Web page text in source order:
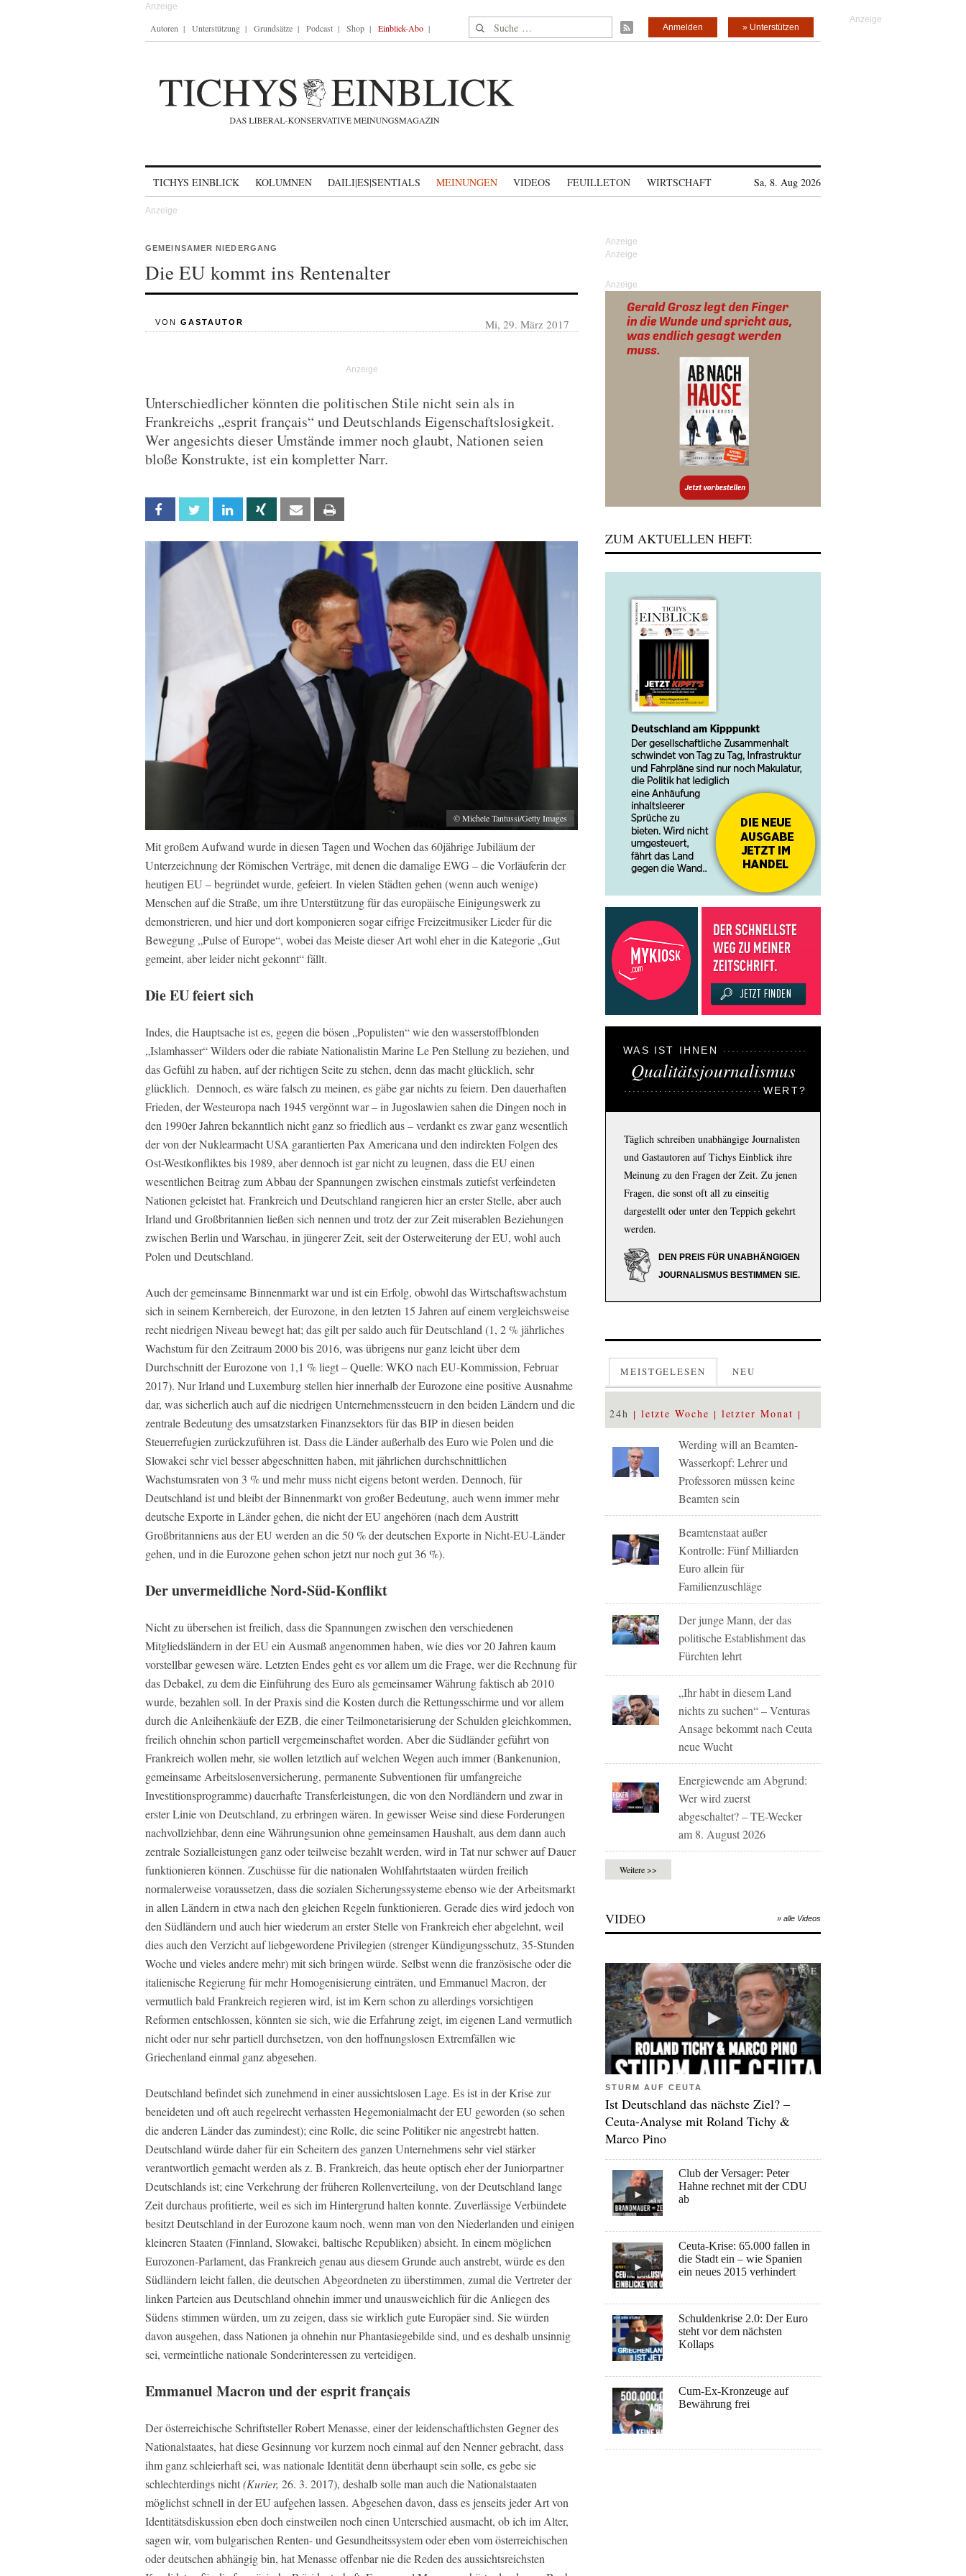
Autoren Unterstützung Grundsätze Podcast Shop Einblick-Abo Suche nach: » Unterstützen
Anmelden
TICHYS EINBLICK KOLUMNEN DAILI|ES|SENTIALS MEINUNGEN VIDEOS FEUILLETON WIRTSCHAFT Sa, 8. Aug 2026
GEMEINSAMER NIEDERGANG
Die EU kommt ins Rentenalter
VON GASTAUTOR Mi, 29. März 2017
Unterschiedlicher könnten die politischen Stile nicht sein als in
Frankreichs „esprit français“ und Deutschlands Eigenschaftslosigkeit.
Wer angesichts dieser Umstände immer noch glaubt, Nationen seien
bloße Konstrukte, ist ein kompletter Narr.
Facebook Twitter Linkedin Xing Email
© Michele Tantussi/Getty Images
Mit großem Aufwand wurde in diesen Tagen und Wochen das 60jährige Jubiläum der
Unterzeichnung der Römischen Verträge, mit denen die damalige EWG – die Vorläuferin der
heutigen EU – begründet wurde, gefeiert. In vielen Städten gehen (wenn auch wenige)
Menschen auf die Straße, um ihre Unterstützung für das europäische Einigungswerk zu
demonstrieren, und hier und dort komponieren sogar eifrige Freizeitmusiker Lieder für die
Bewegung „Pulse of Europe“, wobei das Meiste dieser Art wohl eher in die Kategorie „Gut
gemeint, aber leider nicht gekonnt“ fällt.
Die EU feiert sich
Indes, die Hauptsache ist es, gegen die bösen „Populisten“ wie den wasserstoffblonden
„Islamhasser“ Wilders oder die rabiate Nationalistin Marine Le Pen Stellung zu beziehen, und
das Gefühl zu haben, auf der richtigen Seite zu stehen, denn das macht glücklich, sehr
glücklich. Dennoch, es wäre falsch zu meinen, es gäbe gar nichts zu feiern. Den dauerhaften
Frieden, der Westeuropa nach 1945 vergönnt war – in Jugoslawien sahen die Dingen noch in
den 1990er Jahren bekanntlich nicht ganz so friedlich aus – verdankt es zwar ganz wesentlich
der von der Nuklearmacht USA garantierten Pax Americana und den indirekten Folgen des
Ost-Westkonfliktes bis 1989, aber dennoch ist gar nicht zu leugnen, dass die EU einen
wesentlichen Beitrag zum Abbau der Spannungen zwischen einstmals zutiefst verfeindeten
Nationen geleistet hat. Frankreich und Deutschland rangieren hier an erster Stelle, aber auch
Irland und Großbritannien ließen sich nennen und trotz der zur Zeit miserablen Beziehungen
zwischen Berlin und Warschau, in jüngerer Zeit, seit der Osterweiterung der EU, wohl auch
Polen und Deutschland.
Auch der gemeinsame Binnenmarkt war und ist ein Erfolg, obwohl das Wirtschaftswachstum
sich in seinem Kernbereich, der Eurozone, in den letzten 15 Jahren auf einem vergleichsweise
recht niedrigen Niveau bewegt hat; das gilt per saldo auch für Deutschland (1, 2 % jährliches
Wachstum für den Zeitraum 2000 bis 2016, was übrigens nur ganz leicht über dem
Durchschnitt der Eurozone von 1,1 % liegt – Quelle: WKO nach EU-Kommission, Februar
2017). Nur Irland und Luxemburg stellen hier innerhalb der Eurozone eine positive Ausnahme
dar, was sicherlich auch auf die niedrigen Unternehmenssteuern in den beiden Ländern und die
zentrale Bedeutung des umsatzstarken Finanzsektors für das BIP in diesen beiden
Steuerrefugien zurückzuführen ist. Dass die Länder außerhalb des Euro wie Polen und die
Slowakei sehr viel besser abgeschnitten haben, mit jährlichen durchschnittlichen
Wachstumsraten von 3 % und mehr muss nicht eigens betont werden. Dennoch, für
Deutschland ist und bleibt der Binnenmarkt von großer Bedeutung, auch wenn immer mehr
deutsche Exporte in Länder gehen, die nicht der EU angehören (nach dem Austritt
Großbritanniens aus der EU werden an die 50 % der deutschen Exporte in Nicht-EU-Länder
gehen, und in die Eurozone gehen schon jetzt nur noch gut 36 %).
Der unvermeidliche Nord-Süd-Konflikt
Nicht zu übersehen ist freilich, dass die Spannungen zwischen den verschiedenen
Mitgliedsländern in der EU ein Ausmaß angenommen haben, wie dies vor 20 Jahren kaum
vorstellbar gewesen wäre. Letzten Endes geht es vor allem um die Frage, wer die Rechnung für
das Debakel, zu dem die Einführung des Euro als gemeinsamer Währung faktisch ab 2010
wurde, bezahlen soll. In der Praxis sind die Kosten durch die Rettungsschirme und vor allem
durch die Anleihenkäufe der EZB, die einer Teilmonetarisierung der Schulden gleichkommen,
freilich ohnehin schon partiell vergemeinschaftet worden. Aber die Südländer geführt von
Frankreich wollen mehr, sie wollen letztlich auf welchen Wegen auch immer (Bankenunion,
gemeinsame Arbeitslosenversicherung, permanente Subventionen für umfangreiche
Investitionsprogramme) dauerhafte Transferleistungen, die von den Nordländern und zwar in
erster Linie von Deutschland, zu erbringen wären. In gewisser Weise sind diese Forderungen
nachvollziehbar, denn eine Währungsunion ohne gemeinsamen Haushalt, aus dem dann auch
zentrale Sozialleistungen ganz oder teilweise bezahlt werden, wird in Tat nur schwer auf Dauer
funktionieren können. Zuschüsse für die nationalen Wohlfahrtstaaten würden freilich
normalerweise voraussetzen, dass die sozialen Sicherungssysteme ebenso wie der Arbeitsmarkt
in allen Ländern in etwa nach den gleichen Regeln funktionieren. Gerade dies wird jedoch von
den Südländern und auch hier wiederum an erster Stelle von Frankreich eher abgelehnt, weil
dies auch den Verzicht auf liebgewordene Privilegien (strenger Kündigungsschutz, 35-Stunden
Woche und vieles andere mehr) mit sich bringen würde. Selbst wenn die französische oder die
italienische Regierung für mehr Homogenisierung einträten, und Emmanuel Macron, der
vermutlich bald Frankreich regieren wird, ist im Kern schon zu allerdings vorsichtigen
Reformen entschlossen, könnten sie sich, wie die Erfahrung zeigt, im eigenen Land vermutlich
nicht oder nur sehr partiell durchsetzen, von den hoffnungslosen Extremfällen wie
Griechenland einmal ganz abgesehen.
Deutschland befindet sich zunehmend in einer aussichtslosen Lage. Es ist in der Krise zur
beneideten und oft auch regelrecht verhassten Hegemonialmacht der EU geworden (so sehen
die anderen Länder das zumindest); eine Rolle, die seine Politiker nie angestrebt hatten.
Deutschland würde daher für ein Scheitern des ganzen Unternehmens sehr viel stärker
verantwortlich gemacht werden als z. B. Frankreich, das heute optisch eher der Juniorpartner
Deutschlands ist; eine Verkehrung der früheren Rollenverteilung, von der Deutschland lange
Zeit durchaus profitierte, weil es sich im Hintergrund halten konnte. Zuverlässige Verbündete
besitzt Deutschland in der Eurozone kaum noch, wenn man von den Niederlanden und einigen
kleineren Staaten (Finnland, Slowakei, baltische Republiken) absieht. In einem möglichen
Eurozonen-Parlament, das Frankreich genau aus diesem Grunde auch anstrebt, würde es den
Südländern leicht fallen, die deutschen Abgeordneten zu überstimmen, zumal die Vertreter der
linken Parteien aus Deutschland ohnehin immer und unausweichlich für die Anliegen des
Südens stimmen würden, um zu zeigen, dass sie wirklich gute Europäer sind. Sie würden
davon ausgehen, dass Nationen ja ohnehin nur Phantasiegebilde sind, und es deshalb unsinnig
sei, vermeintliche nationale Sonderinteressen zu verteidigen.
Emmanuel Macron und der esprit français
Der österreichische Schriftsteller Robert Menasse, einer der leidenschaftlichsten Gegner des
Nationalstaates, hat diese Gesinnung vor kurzem noch einmal auf den Nenner gebracht, dass
ihm ganz schleierhaft sei, was nationale Identität denn überhaupt sein solle, es gebe sie
schlechterdings nicht(Kurier, 26. 3. 2017), deshalb solle man auch die Nationalstaaten
möglichst schnell in der EU aufgehen lassen. Abgesehen davon, dass es jenseits jeder Art von
Identitätsdiskussion eben doch einstweilen noch einen Unterschied ausmacht, ob ich im Alter,
sagen wir, vom bulgarischen Renten- und Gesundheitssystem oder eben vom österreichischen
oder deutschen abhängig bin, hat Menasse offenbar nie die Reden des aussichtsreichsten
Anzeige
ZUM AKTUELLEN HEFT:
WAS IST IHNEN
Qualitätsjournalismus
WERT?
Täglich schreiben unabhängige Journalisten
und Gastautoren auf Tichys Einblick ihre
Meinung zu den Fragen der Zeit. Zu jenen
Fragen, die sonst oft all zu einseitig
dargestellt oder unter den Teppich gekehrt
werden.
DEN PREIS FÜR UNABHÄNGIGEN
JOURNALISMUS BESTIMMEN SIE.
MEISTGELESEN NEU
24h letzte Woche letzter Monat
Werding will an Beamten-
Wasserkopf: Lehrer und
Professoren müssen keine
Beamten sein
Beamtenstaat außer
Kontrolle: Fünf Milliarden
Euro allein für
Familienzuschläge
Der junge Mann, der das
politische Establishment das
Fürchten lehrt
„Ihr habt in diesem Land
nichts zu suchen“ – Venturas
Ansage bekommt nach Ceuta
neue Wucht
Energiewende am Abgrund:
Wer wird zuerst
abgeschaltet? – TE-Wecker
am 8. August 2026
Weitere >>
VIDEO » alle Videos
STURM AUF CEUTA
Ist Deutschland das nächste Ziel? –
Ceuta-Analyse mit Roland Tichy &
Marco Pino
Club der Versager: Peter
Hahne rechnet mit der CDU
ab
Ceuta-Krise: 65.000 fallen in
die Stadt ein – wie Spanien
ein neues 2015 verhindert
Schuldenkrise 2.0: Der Euro
steht vor dem nächsten
Kollaps
Cum-Ex-Kronzeuge auf
Bewährung frei